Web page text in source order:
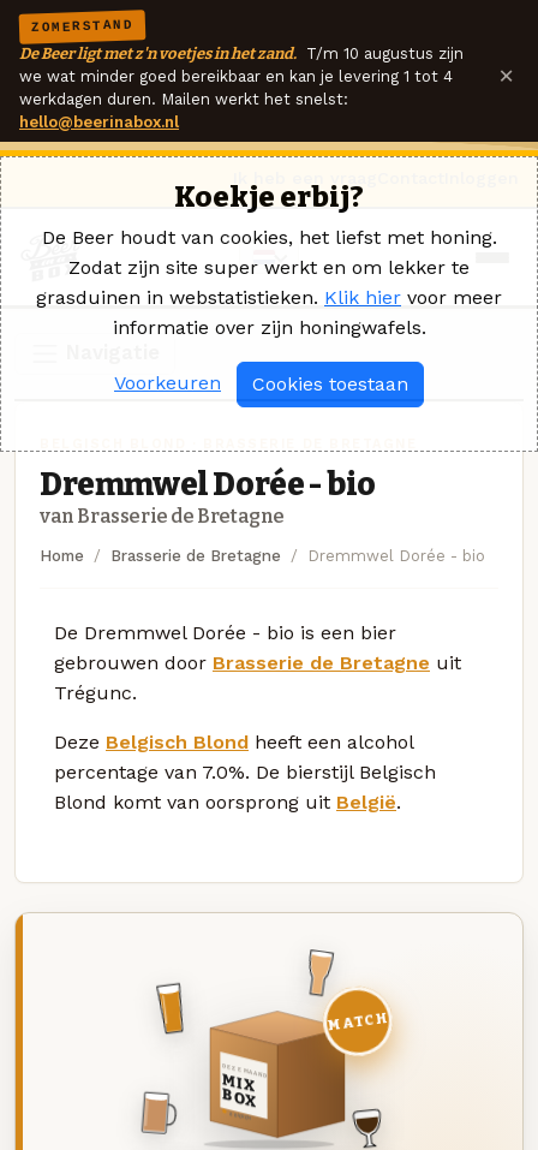
ZOMERSTAND
De Beer ligt met z'n voetjes in het zand. T/m 10 augustus zijn
we wat minder goed bereikbaar en kan je levering 1 tot 4
werkdagen duren. Mailen werkt het snelst:
hello@beerinabox.nl
×
Dremmwel Dorée - bio
van Brasserie de Bretagne
Home Brasserie de Bretagne Dremmwel Dorée - bio
De Dremmwel Dorée - bio is een bier
gebrouwen door Brasserie de Bretagne uit
Trégunc.
Deze Belgisch Blond heeft een alcohol
percentage van 7.0%. De bierstijl Belgisch
Blond komt van oorsprong uit België.
DEZE MAAND
MIX
BOX
8 BIEREN
MATCH
Koekje erbij?
De Beer houdt van cookies, het liefst met honing.
Zodat zijn site super werkt en om lekker te
grasduinen in webstatistieken. Klik hier voor meer
informatie over zijn honingwafels.
Voorkeuren Cookies toestaan